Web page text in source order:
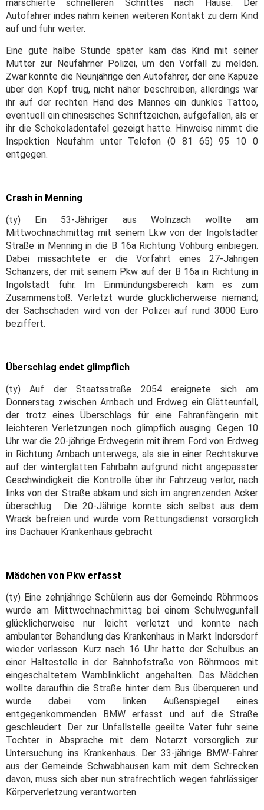
marschierte schnelleren Schrittes nach Hause. Der
Autofahrer indes nahm keinen weiteren Kontakt zu dem Kind
auf und fuhr weiter.
Eine gute halbe Stunde später kam das Kind mit seiner
Mutter zur Neufahrner Polizei, um den Vorfall zu melden.
Zwar konnte die Neunjährige den Autofahrer, der eine Kapuze
über den Kopf trug, nicht näher beschreiben, allerdings war
ihr auf der rechten Hand des Mannes ein dunkles Tattoo,
eventuell ein chinesisches Schriftzeichen, aufgefallen, als er
ihr die Schokoladentafel gezeigt hatte. Hinweise nimmt die
Inspektion Neufahrn unter Telefon (0 81 65) 95 10 0
entgegen.
Crash in Menning
(ty) Ein 53-Jähriger aus Wolnzach wollte am
Mittwochnachmittag mit seinem Lkw von der Ingolstädter
Straße in Menning in die B 16a Richtung Vohburg einbiegen.
Dabei missachtete er die Vorfahrt eines 27-Jährigen
Schanzers, der mit seinem Pkw auf der B 16a in Richtung in
Ingolstadt fuhr. Im Einmündungsbereich kam es zum
Zusammenstoß. Verletzt wurde glücklicherweise niemand;
der Sachschaden wird von der Polizei auf rund 3000 Euro
beziffert.
Überschlag endet glimpflich
(ty) Auf der Staatsstraße 2054 ereignete sich am
Donnerstag zwischen Arnbach und Erdweg ein Glätteunfall,
der trotz eines Überschlags für eine Fahranfängerin mit
leichteren Verletzungen noch glimpflich ausging. Gegen 10
Uhr war die 20-jährige Erdwegerin mit ihrem Ford von Erdweg
in Richtung Arnbach unterwegs, als sie in einer Rechtskurve
auf der winterglatten Fahrbahn aufgrund nicht angepasster
Geschwindigkeit die Kontrolle über ihr Fahrzeug verlor, nach
links von der Straße abkam und sich im angrenzenden Acker
überschlug. Die 20-Jährige konnte sich selbst aus dem
Wrack befreien und wurde vom Rettungsdienst vorsorglich
ins Dachauer Krankenhaus gebracht
Mädchen von Pkw erfasst
(ty) Eine zehnjährige Schülerin aus der Gemeinde Röhrmoos
wurde am Mittwochnachmittag bei einem Schulwegunfall
glücklicherweise nur leicht verletzt und konnte nach
ambulanter Behandlung das Krankenhaus in Markt Indersdorf
wieder verlassen. Kurz nach 16 Uhr hatte der Schulbus an
einer Haltestelle in der Bahnhofstraße von Röhrmoos mit
eingeschaltetem Warnblinklicht angehalten. Das Mädchen
wollte daraufhin die Straße hinter dem Bus überqueren und
wurde dabei vom linken Außenspiegel eines
entgegenkommenden BMW erfasst und auf die Straße
geschleudert. Der zur Unfallstelle geeilte Vater fuhr seine
Tochter in Absprache mit dem Notarzt vorsorglich zur
Untersuchung ins Krankenhaus. Der 33-jährige BMW-Fahrer
aus der Gemeinde Schwabhausen kam mit dem Schrecken
davon, muss sich aber nun strafrechtlich wegen fahrlässiger
Körperverletzung verantworten.